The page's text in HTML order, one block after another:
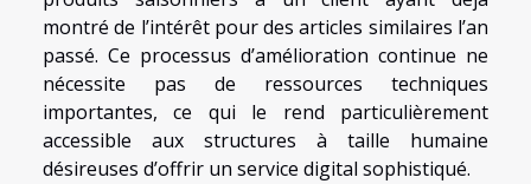
montré de l’intérêt pour des articles similaires l’an
passé. Ce processus d’amélioration continue ne
nécessite pas de ressources techniques
importantes, ce qui le rend particulièrement
accessible aux structures à taille humaine
désireuses d’offrir un service digital sophistiqué.